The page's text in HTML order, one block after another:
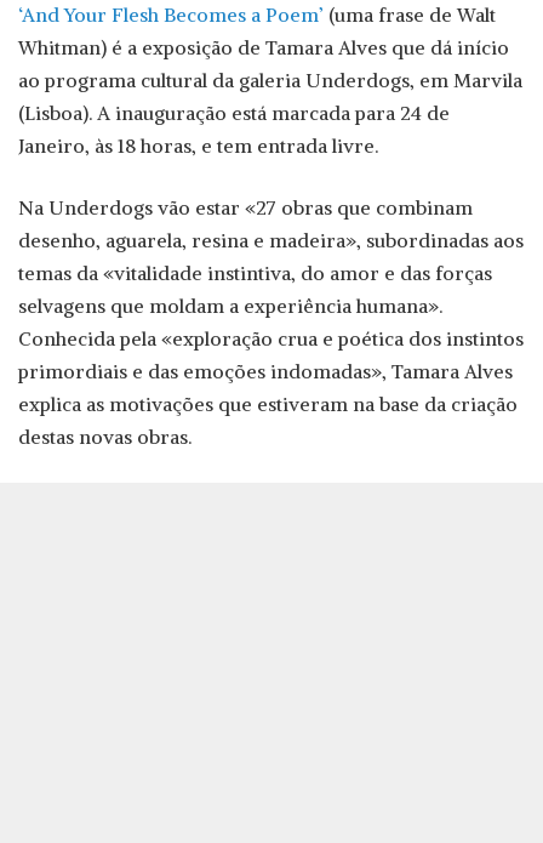
‘And Your Flesh Becomes a Poem’ (uma frase de Walt
Whitman) é a exposição de Tamara Alves que dá início
ao programa cultural da galeria Underdogs, em Marvila
(Lisboa). A inauguração está marcada para 24 de
Janeiro, às 18 horas, e tem entrada livre.
Na Underdogs vão estar «27 obras que combinam
desenho, aguarela, resina e madeira», subordinadas aos
temas da «vitalidade instintiva, do amor e das forças
selvagens que moldam a experiência humana».
Conhecida pela «exploração crua e poética dos instintos
primordiais e das emoções indomadas», Tamara Alves
explica as motivações que estiveram na base da criação
destas novas obras.